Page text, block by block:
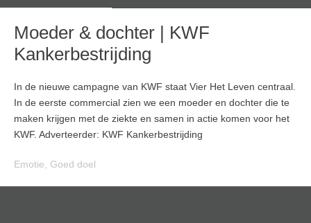
Moeder & dochter | KWF
Kankerbestrijding
In de nieuwe campagne van KWF staat Vier Het Leven centraal.
In de eerste commercial zien we een moeder en dochter die te
maken krijgen met de ziekte en samen in actie komen voor het
KWF. Adverteerder: KWF Kankerbestrijding
Emotie Goed doel